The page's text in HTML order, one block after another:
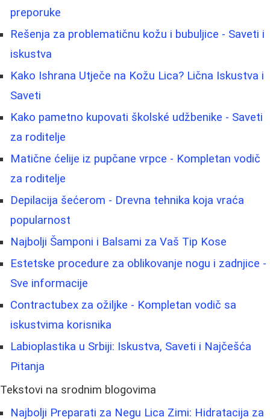
preporuke
Rešenja za problematičnu kožu i bubuljice - Saveti i
iskustva
Kako Ishrana Utječe na Kožu Lica? Lična Iskustva i
Saveti
Kako pametno kupovati školské udžbenike - Saveti
za roditelje
Matične ćelije iz pupčane vrpce - Kompletan vodič
za roditelje
Depilacija šećerom - Drevna tehnika koja vraća
popularnost
Najbolji Šamponi i Balsami za Vaš Tip Kose
Estetske procedure za oblikovanje nogu i zadnjice -
Sve informacije
Contractubex za ožiljke - Kompletan vodič sa
iskustvima korisnika
Labioplastika u Srbiji: Iskustva, Saveti i Najčešća
Pitanja
Tekstovi na srodnim blogovima
Najbolji Preparati za Negu Lica Zimi: Hidratacija za